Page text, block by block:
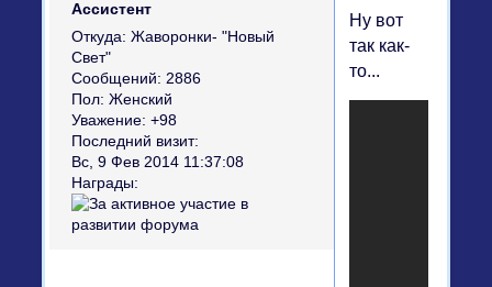
Ассистент
Откуда: Жаворонки- "Новый
Свет"
Сообщений: 2886
Пол: Женский
Уважение: +98
Последний визит:
Вс, 9 Фев 2014 11:37:08
Награды:
Ну вот
так как-
то...